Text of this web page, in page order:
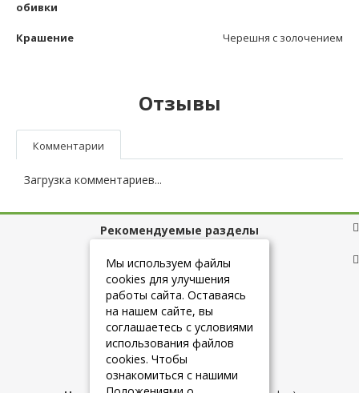
обивки
Крашение Черешня с золочением
Отзывы
Комментарии
Загрузка комментариев...
Рекомендуемые разделы
Полезные ссылки
+7 (925) 084-10-60
Мы используем файлы
cookies для улучшения
работы сайта. Оставаясь
на нашем сайте, вы
соглашаетесь с условиями
использования файлов
cookies. Чтобы
ознакомиться с нашими